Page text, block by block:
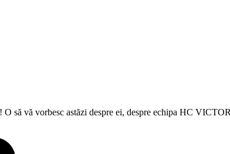
să vă vorbesc astăzi despre ei, despre echipa HC